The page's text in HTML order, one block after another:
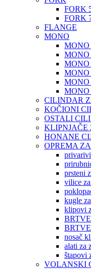
FORK
FORK
FLANGE
MONO
MONO
MONO
MONO
MONO
MONO
MONO
CILINDAR
KOČIONI
OSTALI
KLIPNJAČE
HONANE
OPREMA
prsteni
vilice
kugle
klipovi
nosač
alati za
štapovi
VOLANSKI